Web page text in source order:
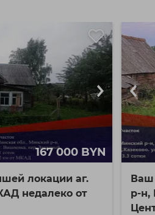
167 000 BYN
локации аг.
недалеко от
Ваш
р-н,